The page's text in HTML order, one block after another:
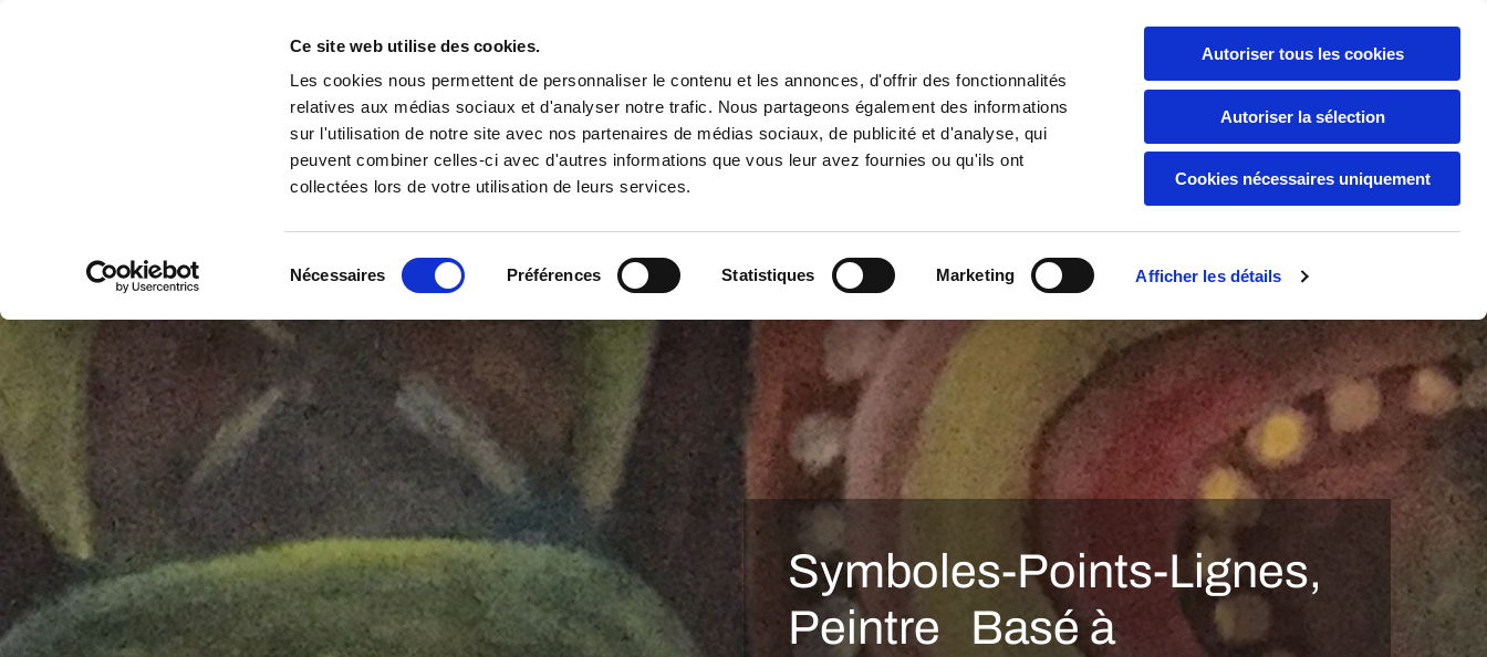
Ce site web utilise des cookies.
Les cookies nous permettent de personnaliser le contenu et les annonces, d'offrir des fonctionnalités
relatives aux médias sociaux et d'analyser notre trafic. Nous partageons également des informations
sur l'utilisation de notre site avec nos partenaires de médias sociaux, de publicité et d'analyse, qui
peuvent combiner celles-ci avec d'autres informations que vous leur avez fournies ou qu'ils ont
collectées lors de votre utilisation de leurs services.
du
Nécessaires Préférences Statistiques Marketing Afficher les détails
Autoriser tous les cookies
Autoriser la sélection
Cookies nécessaires uniquement
Christian Blary Actualités : Artiste.cb@orange.fr
Symboles-Points-Lignes,
Peintre Basé à